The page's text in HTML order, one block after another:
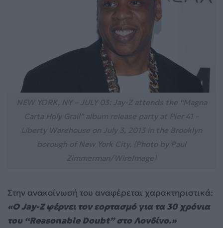
Στην ανακοίνωσή του αναφέρεται χαρακτηριστικά:
«Ο Jay-Z φέρνει τον εορτασμό για τα 30 χρόνια
του “Reasonable Doubt” στο Λονδίνο.»